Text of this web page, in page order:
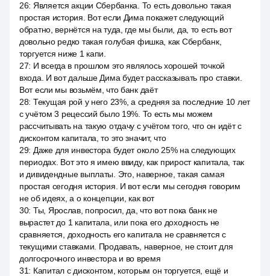
26: Является акции Сбербанка. То есть довольно такая
простая история. Вот если Дима покажет следующий
обратно, вернётся на туда, где мы были, да, то есть вот
довольно редко такая голубая фишка, как Сбербанк,
торгуется ниже 1 капи.
27: И всегда в прошлом это являлось хорошей точкой
входа. И вот дальше Дима будет рассказывать про ставки.
Вот если мы возьмём, что банк даёт
28: Текущая рой у него 23%, а средняя за последние 10 лет
с учётом 3 рецессий было 19%. То есть мы можем
рассчитывать на такую отдачу с учётом того, что он идёт с
дисконтом капитала, то это значит, что
29: Даже для инвестора будет около 25% на следующих
периодах. Вот это я имею ввиду, как прирост капитала, так
и дивидендные выплаты. Это, наверное, такая самая
простая сегодня история. И вот если мы сегодня говорим
не об идеях, а о концепции, как вот
30: Ты, Ярослав, попросил, да, что вот пока банк не
вырастет до 1 капитала, или пока его доходность не
сравняется, доходность его капитала не сравняется с
текущими ставками. Продавать, наверное, не стоит для
долгосрочного инвестора и во время
31: Капитал с дисконтом, которым он торгуется, ещё и